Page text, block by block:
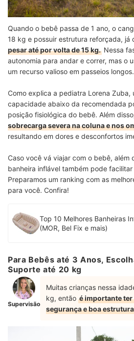
Quando o bebê passa de 1 ano, o
18 kg e possuir estrutura reforçada, já
pesar até por volta de 15 kg. Nessa
autonomia para andar e correr, mas o
um recurso valioso em passeios longos.
Como explica a pediatra Lorena Zuba,
capacidade abaixo da recomendada
posição fisiológica do bebê. Além
sobrecarga severa na coluna e nos
resultando em dores e desconfortos
Caso você vá viajar com o bebê, além
banheira inflável também pode
Preparamos um ranking com as
para você. Confira!
Top 10 Melhores Banheiras
(MOR, Bel Fix e mais)
Para Bebês até 3 Anos,
Suporte até 20 kg
Supervisão
Muitas crianças nessa
kg, então é importante ter
segurança e boa